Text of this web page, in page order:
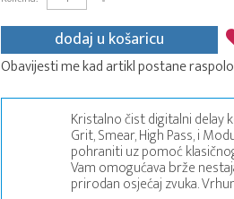
dodaj u košaricu
Obavijesti me kad artikl postane
Kristalno čist digitalni
Grit, Smear, High Pass, i
pohraniti uz pomoć
Vam omogućava brže
prirodan osjećaj zvuka.